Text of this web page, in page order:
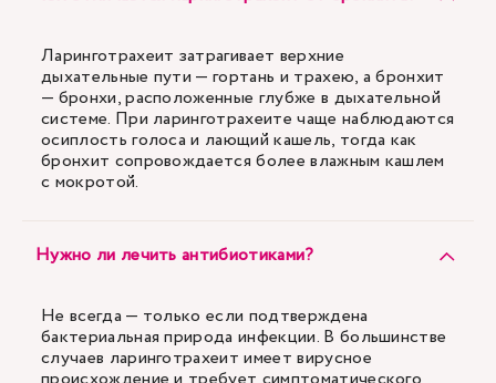
Ларинготрахеит затрагивает верхние
дыхательные пути — гортань и трахею, а бронхит
— бронхи, расположенные глубже в дыхательной
системе. При ларинготрахеите чаще наблюдаются
осиплость голоса и лающий кашель, тогда как
бронхит сопровождается более влажным кашлем
с мокротой.
Нужно ли лечить антибиотиками?
Не всегда — только если подтверждена
бактериальная природа инфекции. В большинстве
случаев ларинготрахеит имеет вирусное